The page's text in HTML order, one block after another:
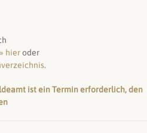
» hieroder
.
ist ein Termin erforderlich, den